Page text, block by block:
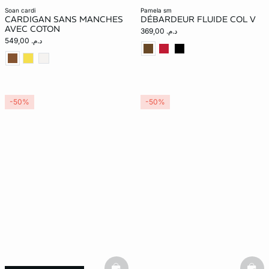
soan cardi
CARDIGAN SANS MANCHES
AVEC COTON
د.م. 549,00
pamela sm
DÉBARDEUR FLUIDE COL V
د.م. 369,00
-50% -50%